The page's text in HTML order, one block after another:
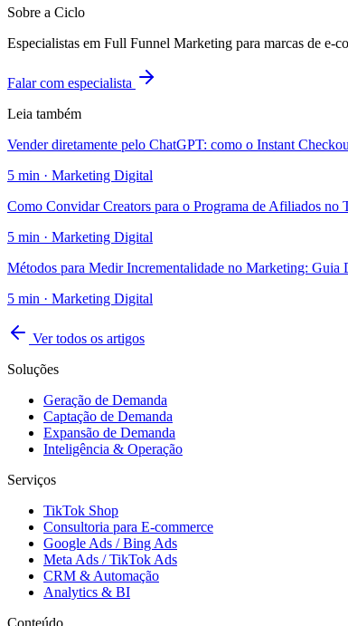
Sobre a Ciclo
Especialistas em Full Funnel Marketing para marcas de e-
Falar com especialista
Leia também
Vender diretamente pelo ChatGPT: como o Instant
5 min · Marketing Digital
Como Convidar Creators para o Programa de Afiliados no
5 min · Marketing Digital
Métodos para Medir Incrementalidade no Marketing: Guia
5 min · Marketing Digital
Ver todos os artigos
Soluções
Geração de Demanda
Captação de Demanda
Expansão de Demanda
Inteligência & Operação
Serviços
TikTok Shop
Consultoria para E-commerce
Google Ads / Bing Ads
Meta Ads / TikTok Ads
CRM & Automação
Analytics & BI
Conteúdo